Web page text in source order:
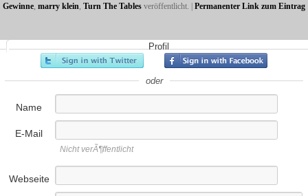
Gewinne marry klein Turn The Tables veröffentlicht. | Permanenter Link zum Eintrag
Profil
oder
Name
E-Mail
Nicht verÃ¶ffentlicht
Webseite